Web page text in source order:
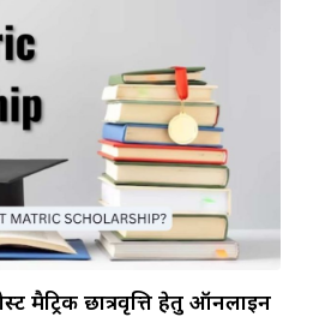
मैट्रिक छात्रवृत्ति हेतु ऑनलाइन